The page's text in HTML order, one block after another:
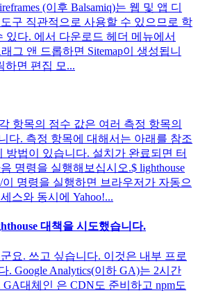
(이후 Balsamiq)는 웹 및 앱 디
구 직관적으로 사용할 수 있으므로 학
있다. 에서 다운로드 헤더 메뉴에서
그 앤 드롭하면 Sitemap이 생성됩니
하면 편집 모...
항목의 점수 값은 여러 측정 항목의
다. 측정 항목에 대해서는 아래를 참조
방법이 있습니다. 설치가 완료되면 터
명령을 실행해보십시오.$ lighthouse
이 명령을 실행하면 브라우저가 자동으
스와 동시에 Yahoo!...
대책을 시도했습니다.
요. 쓰고 싶습니다. 이것은 내부 프로
. Google Analytics(이하 GA)는 2시간
대체인 은 CDN도 준비하고 npm도